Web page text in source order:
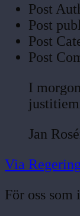
Post
Post
Post
Post
I
Jan
Via
För oss som